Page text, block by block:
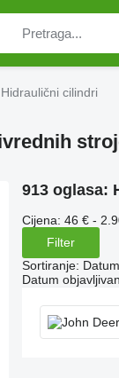
Hidraulični cilindri
913 oglasa:
Cijena: 46 € -
Filter
Sortiranje:
Datum